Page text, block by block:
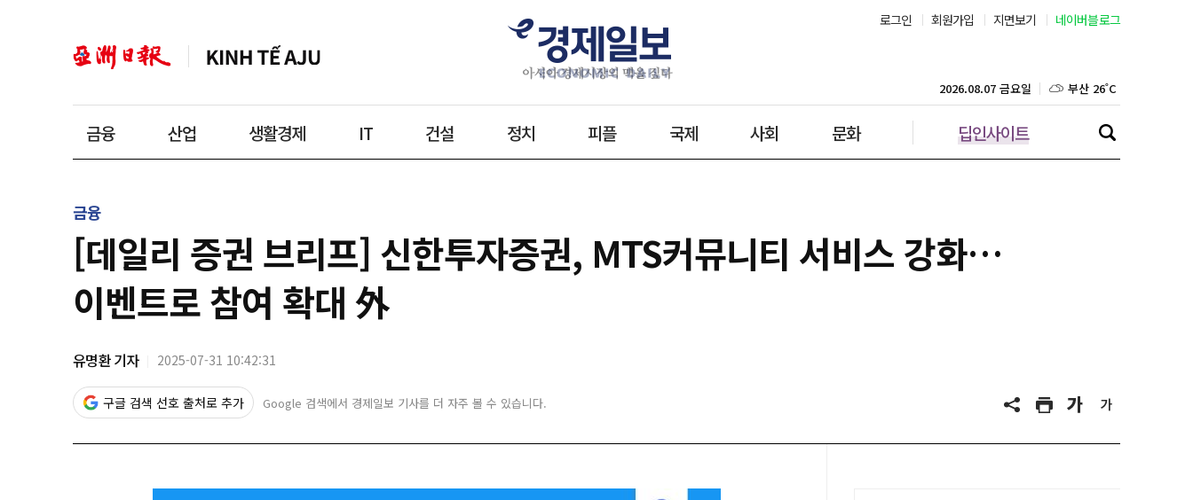
로그인 회원가입 지면보기 네이버블로그
금융 산업 생활경제 IT 건설 정치 피플 국제 사회 문화 딥인사이트
2026.08.07 금요일 대구 23˚C
인천 28˚C
금융
[데일리 증권 브리프] 신한투자증권, MTS커뮤니티 서비스 강화…
이벤트로 참여 확대 外
유명환 기자 2025-07-31 10:42:31
구글 검색 선호 출처로 추가 Google 검색에서 경제일보 기사를 더 자주 볼 수 있습니다.